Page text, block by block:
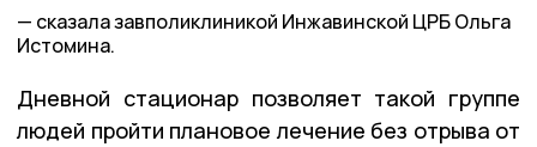
сказала завполиклиникой Инжавинской ЦРБ Ольга
Истомина.
Дневной стационар позволяет такой группе
людей пройти плановое лечение без отрыва от